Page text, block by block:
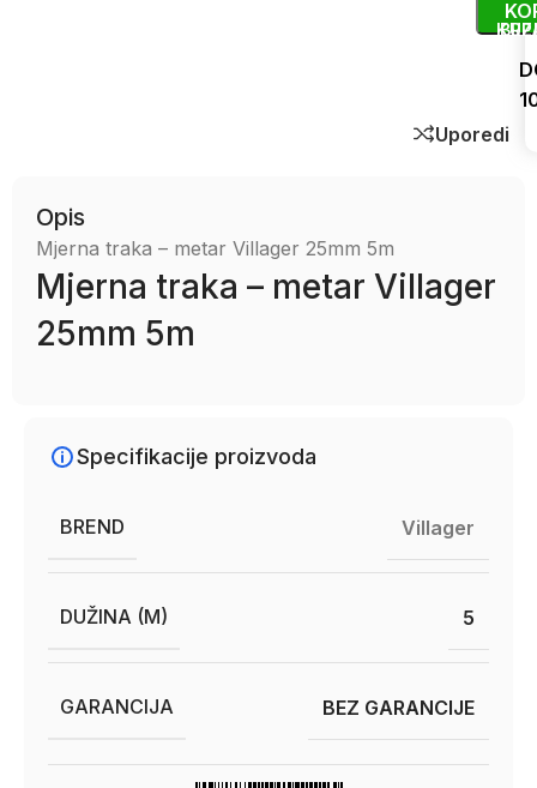
Uporedi
Opis
Mjerna traka – metar Villager 25mm 5m
Mjerna traka – metar Villager
25mm 5m
Specifikacije proizvoda
BREND Villager
DUŽINA (M) 5
GARANCIJA BEZ GARANCIJE